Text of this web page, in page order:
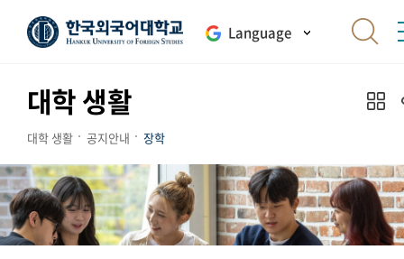
Language
대학 생활
대학 생활 공지안내 장학